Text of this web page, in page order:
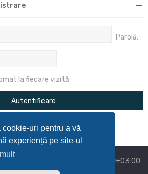
uri pentru a vă
experiență pe site-ul
Parolă:
la fiecare vizită
UTC+03:00